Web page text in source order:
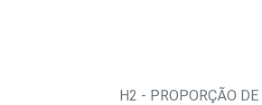
H2 - PROPORÇÃO